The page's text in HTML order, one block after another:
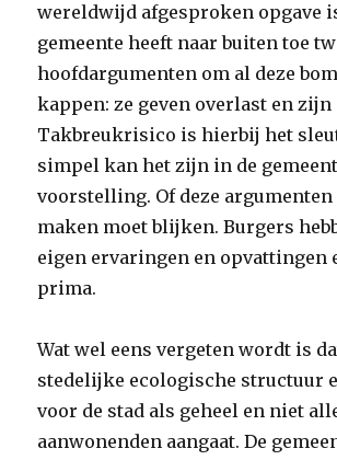
wereldwijd afgesproken opgave
gemeente heeft naar buiten toe
hoofdargumenten om al deze
kappen: ze geven overlast en
Takbreukrisico is hierbij het
simpel kan het zijn in de
voorstelling. Of deze
maken moet blijken. Burgers
eigen ervaringen en opvattingen
prima.
Wat wel eens vergeten wordt is
stedelijke ecologische structuur
voor de stad als geheel en niet
aanwonenden aangaat. De